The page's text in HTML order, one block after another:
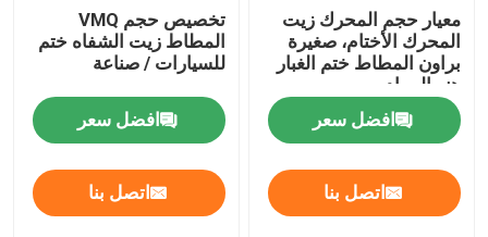
ختم رمح الميكانيكية
الأختام صمام الجذعية النفط
أجزاء إصلاح المحرك
معيار حجم المحرك زيت
المحرك الأختام، صغيرة
براون المطاط ختم الغبار
هنر المواد
افضل سعر
اتصل بنا
تخصيص حجم VMQ
المطاط زيت الشفاه ختم
للسيارات / صناعة
افضل سعر
اتصل بنا